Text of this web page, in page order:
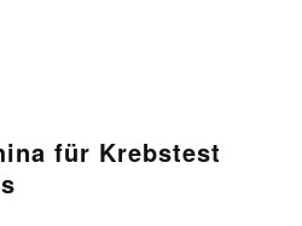
für Krebstest